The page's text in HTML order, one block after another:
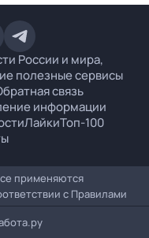
России и мира,
полезные сервисы
связь
информации
ЛайкиТоп-100
применяются
с Правилами